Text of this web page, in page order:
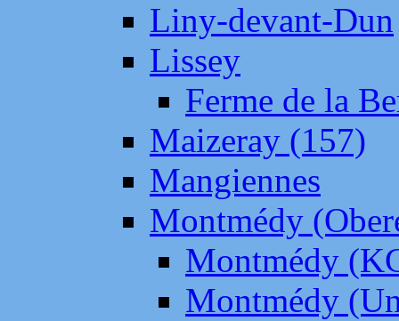
Liny-devant-Dun
Lissey
Ferme de la
Maizeray (157)
Mangiennes
Montmédy
Montmédy
Montmédy